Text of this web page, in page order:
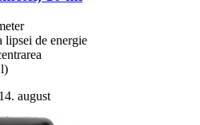
de energie
august